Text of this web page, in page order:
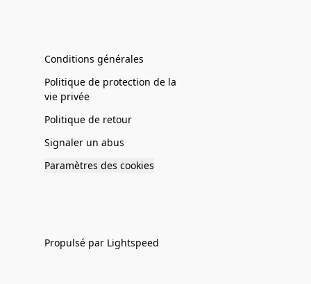
Conditions générales
Politique de protection de la
vie privée
Politique de retour
Signaler un abus
Paramètres des cookies
Propulsé par Lightspeed